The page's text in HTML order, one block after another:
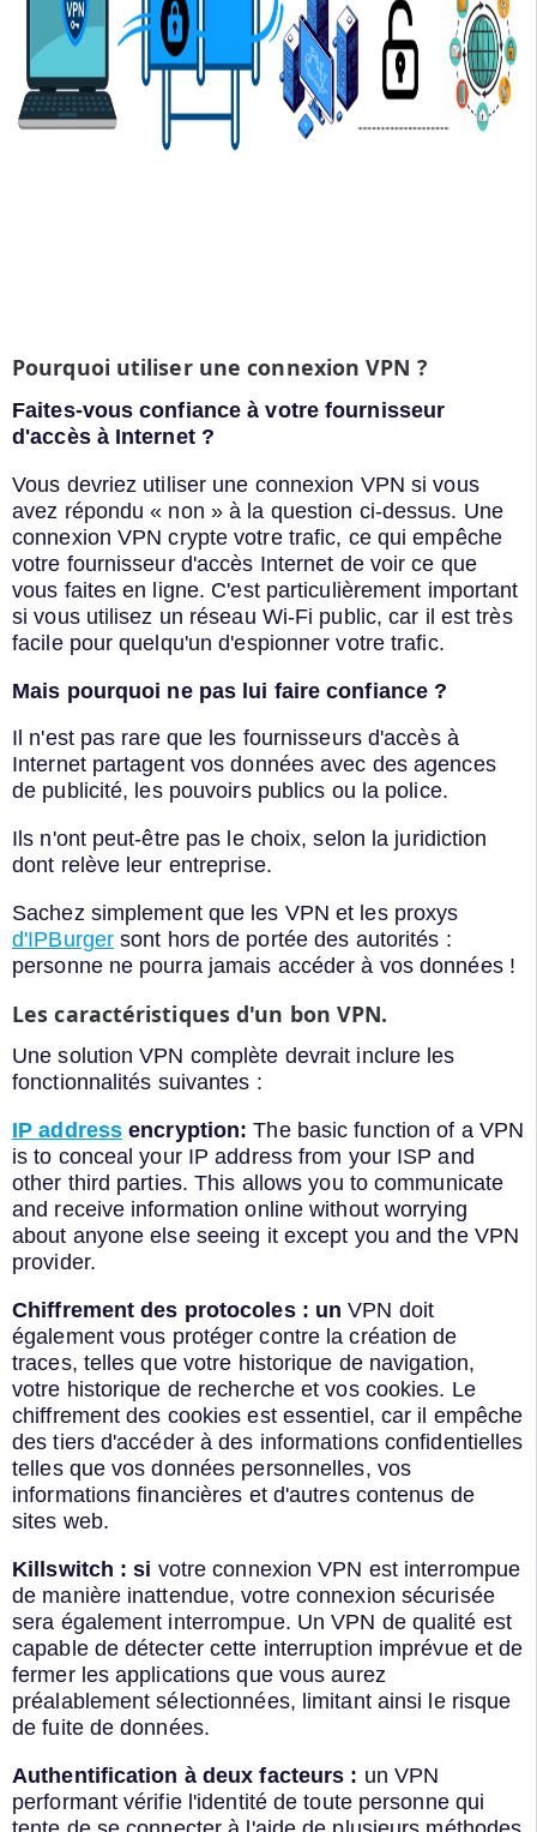
Pourquoi utiliser une connexion VPN ?
Faites-vous confiance à votre fournisseur
d'accès à Internet ?
Vous devriez utiliser une connexion VPN si vous
avez répondu « non » à la question ci-dessus. Une
connexion VPN crypte votre trafic, ce qui empêche
votre fournisseur d'accès Internet de voir ce que
vous faites en ligne. C'est particulièrement important
si vous utilisez un réseau Wi-Fi public, car il est très
facile pour quelqu'un d'espionner votre trafic.
Mais pourquoi ne pas lui faire confiance ?
Il n'est pas rare que les fournisseurs d'accès à
Internet partagent vos données avec des agences
de publicité, les pouvoirs publics ou la police.
Ils n'ont peut-être pas le choix, selon la juridiction
dont relève leur entreprise.
Sachez simplement que les VPN et les proxys
d'IPBurger sont hors de portée des autorités :
personne ne pourra jamais accéder à vos données !
Les caractéristiques d'un bon VPN.
Une solution VPN complète devrait inclure les
fonctionnalités suivantes :
IP address encryption:The basic function of a VPN
is to conceal your IP address from your ISP and
other third parties. This allows you to communicate
and receive information online without worrying
about anyone else seeing it except you and the VPN
provider.
Chiffrement des protocoles : unVPN doit
également vous protéger contre la création de
traces, telles que votre historique de navigation,
votre historique de recherche et vos cookies. Le
chiffrement des cookies est essentiel, car il empêche
des tiers d'accéder à des informations confidentielles
telles que vos données personnelles, vos
informations financières et d'autres contenus de
sites web.
Killswitch : si votre connexion VPN est interrompue
de manière inattendue, votre connexion sécurisée
sera également interrompue. Un VPN de qualité est
capable de détecter cette interruption imprévue et de
fermer les applications que vous aurez
préalablement sélectionnées, limitant ainsi le risque
de fuite de données.
Authentification à deux facteurs : un VPN
performant vérifie l'identité de toute personne qui